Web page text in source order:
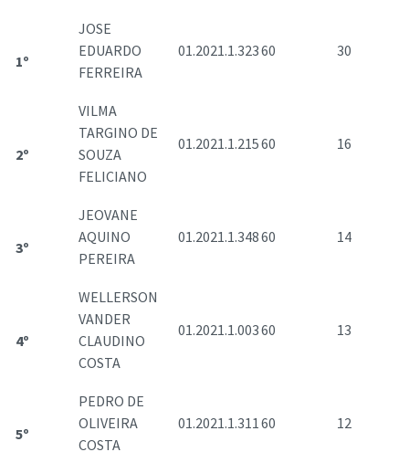
1º
JOSE
EDUARDO
FERREIRA
01.2021.1.32360 30
2º
VILMA
TARGINO DE
SOUZA
FELICIANO
01.2021.1.21560 16
3º
JEOVANE
AQUINO
PEREIRA
01.2021.1.34860 14
4º
WELLERSON
VANDER
CLAUDINO
COSTA
01.2021.1.00360 13
5º
PEDRO DE
OLIVEIRA
COSTA
01.2021.1.31160 12